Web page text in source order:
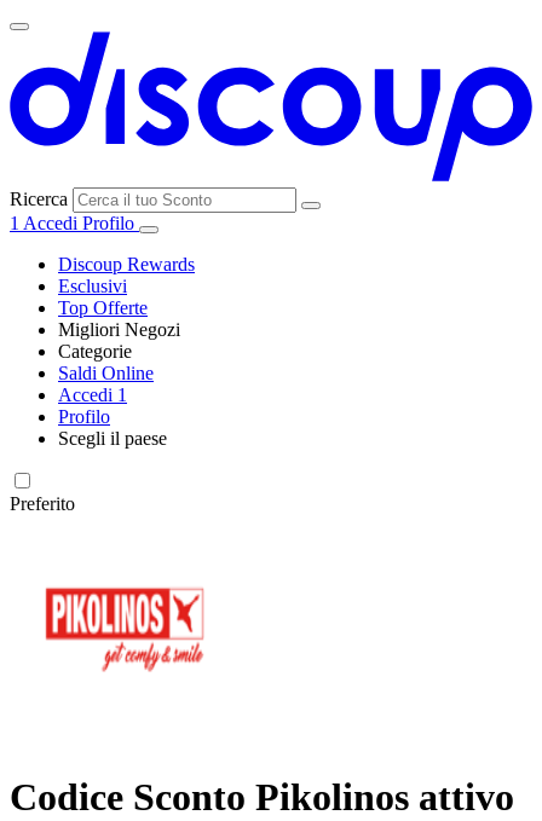
Ricerca
1 Accedi Profilo
Discoup Rewards
Esclusivi
Top Offerte
Migliori Negozi
SHEIN
eBay
YOOX
Categorie
Elettronica e
e Accessori
Saldi Online
Accedi 1
Profilo
Scegli il paese
Preferito
Codice Sconto Pikolinos attivo